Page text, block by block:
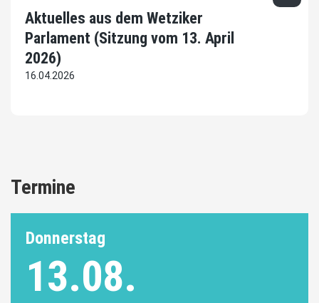
Aktuelles aus dem Wetziker
Parlament (Sitzung vom 13. April
2026)
16.04.2026
Termine
Donnerstag
13.08.